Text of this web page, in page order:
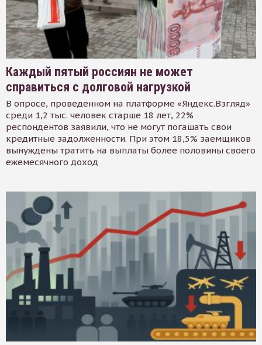
Каждый пятый россиян не может
справиться с долговой нагрузкой
В опросе, проведенном на платформе «Яндекс.Взгляд»
среди 1,2 тыс. человек старше 18 лет, 22%
респондентов заявили, что не могут погашать свои
кредитные задолженности. При этом 18,5% заемщиков
вынуждены тратить на выплаты более половины своего
ежемесячного доход